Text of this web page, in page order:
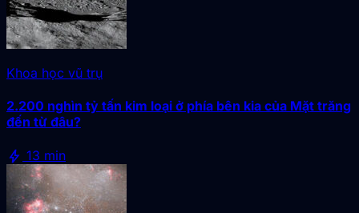
Khoa học vũ trụ
2.200 nghìn tỷ tấn kim loại ở phía bên kia của Mặt trăng
đến từ đâu?
bolt 13 min